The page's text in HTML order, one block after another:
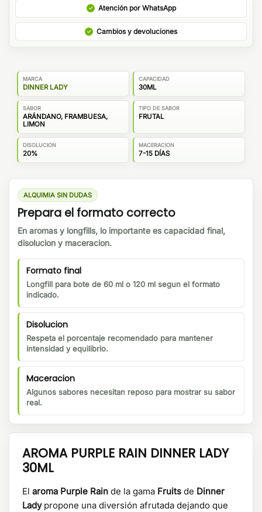
Atención por WhatsApp
Cambios y devoluciones
MARCA
DINNER LADY
CAPACIDAD
30ML
SABOR
ARÁNDANO, FRAMBUESA,
LIMON
TIPO DE SABOR
FRUTAL
DISOLUCION
20%
MACERACION
7-15 DÍAS
ALQUIMIA SIN DUDAS
Prepara el formato correcto
En aromas y longfills, lo importante es capacidad final,
disolucion y maceracion.
Formato final
Longfill para bote de 60 ml o 120 ml segun el formato
indicado.
Disolucion
Respeta el porcentaje recomendado para mantener
intensidad y equilibrio.
Maceracion
Algunos sabores necesitan reposo para mostrar su sabor
real.
AROMA PURPLE RAIN DINNER LADY
30ML
El aroma Purple Rain de la gama Fruits de Dinner
Ladypropone una diversión afrutada dejando que